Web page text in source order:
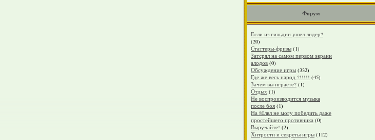
Форум
Если из гильдии ушел лидер?
(20)
Статтеры-фризы (1)
Затсрял на самом первом экранн
алодов (0)
Обсуждение игры (332)
Где же весь народ ?!!!!! (45)
Зачем вы играете? (1)
Отдых (1)
Не воспроизводится музыка
после боя (1)
На 80лвл не могу победить даже
простейшего противника (0)
Выручайте! (2)
Хитрости и секреты игры (112)